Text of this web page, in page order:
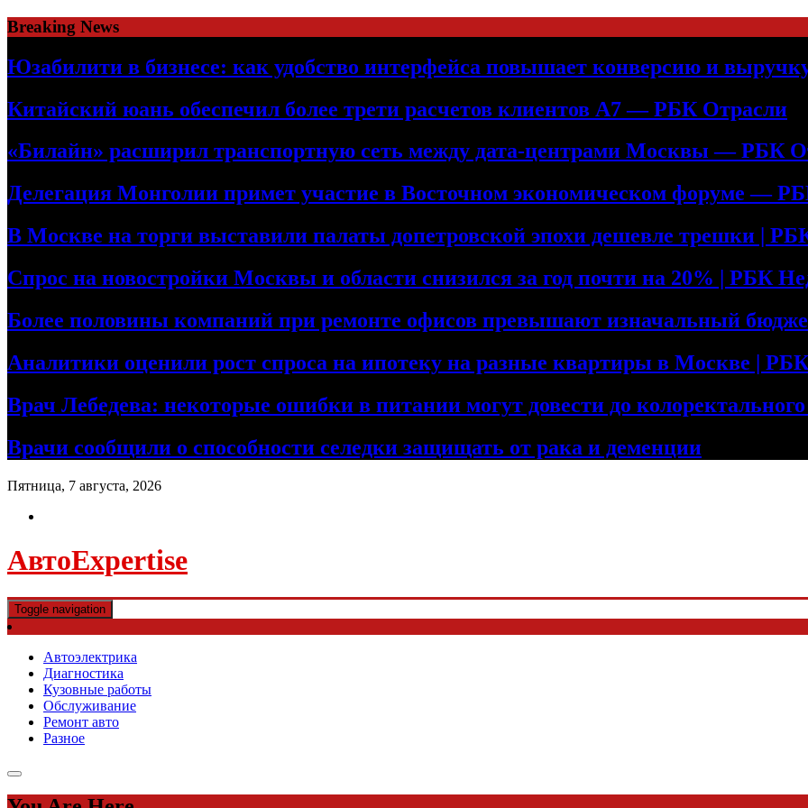
Skip
to
content
Breaking News
Юзабилити в бизнесе: как удобство интерфейса повышает конверсию и
Китайский юань обеспечил более трети расчетов клиентов А7 — РБК Отрасли
«Билайн» расширил транспортную сеть между дата-центрами Москвы — РБК
Делегация Монголии примет участие в Восточном экономическом форуме —
В Москве на торги выставили палаты допетровской эпохи дешевле трешки |
Спрос на новостройки Москвы и области снизился за год почти на 20% | РБК
Более половины компаний при ремонте офисов превышают изначальный
Аналитики оценили рост спроса на ипотеку на разные квартиры в Москве |
Врач Лебедева: некоторые ошибки в питании могут довести до
Врачи сообщили о способности селедки защищать от рака и деменции
Пятница, 7 августа, 2026
АвтоExpertise
Toggle navigation
Автоэлектрика
Диагностика
Кузовные работы
Обслуживание
Ремонт авто
Разное